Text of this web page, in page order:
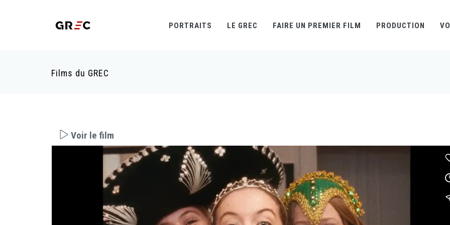
PORTRAITS LE GREC FAIRE UN PREMIER FILM PRODUCTION
Films du GREC
Voir le film